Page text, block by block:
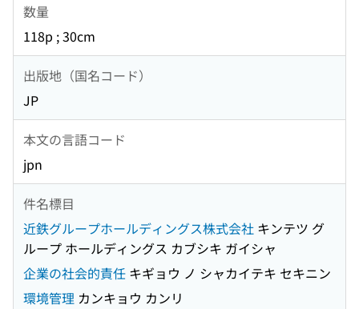
数量
118p ; 30cm
出版地（国名コード）
JP
本文の言語コード
jpn
件名標目
近鉄グループホールディングス株式会社 キンテツ グ
ループ ホールディングス カブシキ ガイシャ
企業の社会的責任 キギョウ ノ シャカイテキ セキニン
環境管理 カンキョウ カンリ